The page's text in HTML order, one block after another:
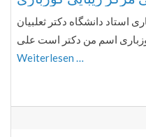
استاد دانشگاه دکتر ثعلبیان
اسم من دکتر است علی
Weiterlesen …